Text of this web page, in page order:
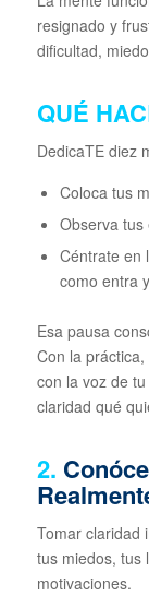
resignado y
dificultad,
QUÉ
DedicaTE diez
Coloca tus
Observa tus
Céntrate en
como entra
Esa pausa
Con la
con la voz de
claridad qué
2.
Tomar claridad
tus miedos, tus
motivaciones.